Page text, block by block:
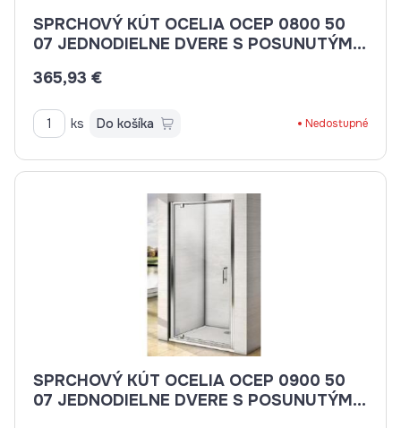
SPRCHOVÝ KÚT OCELIA OCEP 0800 50
07 JEDNODIELNE DVERE S POSUNUTÝM
365,93 €
ks Do košíka Nedostupné
SPRCHOVÝ KÚT OCELIA OCEP 0900 50
07 JEDNODIELNE DVERE S POSUNUTÝM